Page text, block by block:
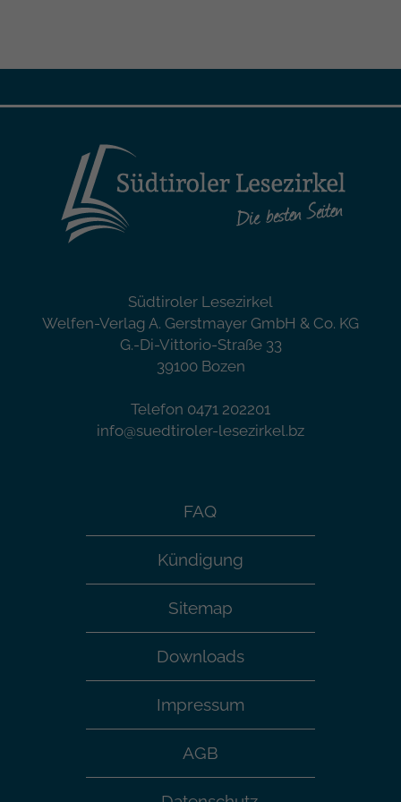
Südtiroler Lesezirkel
Welfen-Verlag A. Gerstmayer GmbH & Co. KG
G.-Di-Vittorio-Straße 33
39100 Bozen
Telefon 0471 202201
info@suedtiroler-lesezirkel.bz
FAQ
Kündigung
Sitemap
Downloads
Impressum
AGB